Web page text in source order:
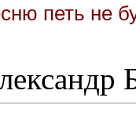
петь не